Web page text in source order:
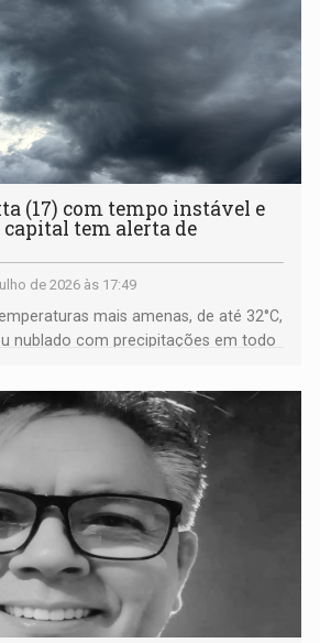
(17) com tempo instável e
capital tem alerta de
de 2026 às 17:49
mais amenas, de até 32°C,
nublado com precipitações em todo